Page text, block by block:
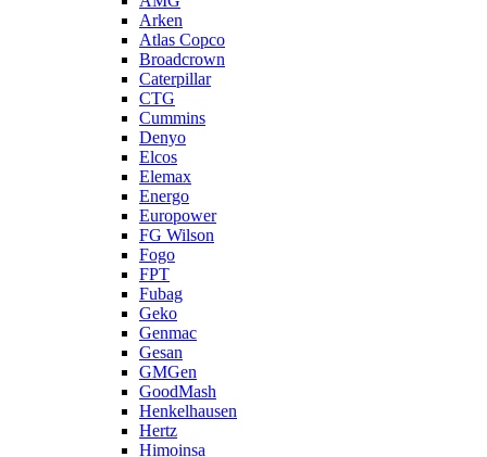
Arken
Atlas Copco
Broadcrown
Caterpillar
CTG
Cummins
Denyo
Elcos
Elemax
Energo
Europower
FG Wilson
Fogo
FPT
Fubag
Geko
Genmac
Gesan
GMGen
GoodMash
Henkelhausen
Hertz
Himoinsa